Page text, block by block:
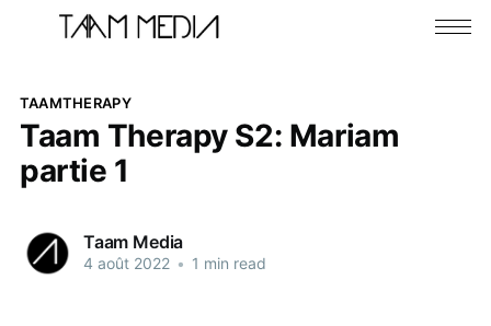
TAAMTHERAPY
Taam Therapy S2: Mariam
partie 1
Taam Media
4 août 2022 • 1 min read